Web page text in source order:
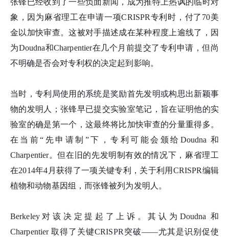
张锋 已经收到了一些负面新闻，成为推特上热讽的临时对
象，因为麻省理工在申请一项CRISPR专利时，付了70美
金以加快审查。这被对手描述成在某种程度上逾线了，因
为Doudna和Charpentier在几个月前提交了专利申请，但尚
不明确是否会对专利权的决定起到影响。
当时，专利局使用的系统是奖励首先发明或构思出新颖事
物的发明人；张锋早已提交实验室笔记，旨在证明他的实
验室的确是第一个，这最终将比加快审查的分量重得多。
在当前“先申请制”下，专利可能会颁给Doudna 和
Charpentier。但在旧的先发明制有效的情况下，麻省理工
在2014年4月获得了一项关键专利，关于利用CRISPR编辑
植物和动物基因组，而张锋被列为发明人。
Berkeley对该决定提起了上诉。其认为Doudna 和
Charpentier 取得了关键CRISPR突破——尤其是识别促使